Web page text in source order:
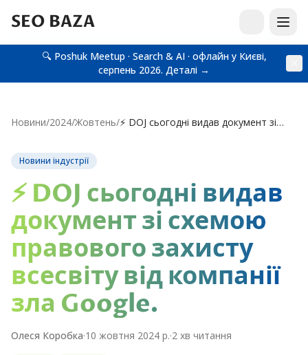
SEO BAZA
🔍 Poshuk Meetup · Search & AI · офлайн у Києві,
серпень 2026. Деталі →
Новини/2024/Жовтень/ ⚡️ DOJ сьогодні видав документ зі схемою правового захисту всесвіту від компанії зла Google.
Новини індустрії
⚡️ DOJ сьогодні видав
документ зі схемою
правового захисту
всесвіту від компанії
зла Google.
Олеся Коробка·10 жовтня 2024 р.·2 хв читання